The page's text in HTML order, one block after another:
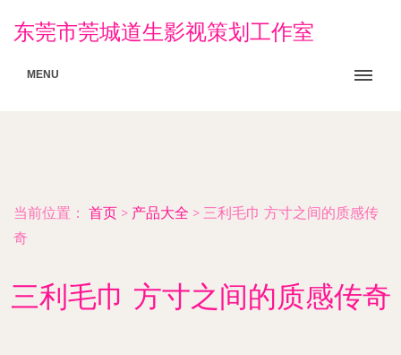
东莞市莞城道生影视策划工作室
MENU
当前位置： 首页 > 产品大全 > 三利毛巾 方寸之间的质感传
奇
三利毛巾 方寸之间的质感传奇